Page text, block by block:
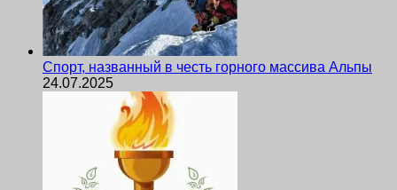
Спорт, названный в честь горного массива Альпы
24.07.2025